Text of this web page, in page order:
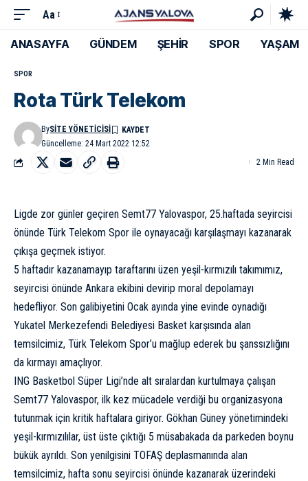
Aa
ANASAYFA GÜNDEM ŞEHİR SPOR YAŞAM
SPOR
Rota Türk Telekom
Güncelleme: 24 Mart 2022 12:52
BySITE YÖNETICISI
2 Min Read
Ligde zor günler geçiren Semt77 Yalovaspor, 25.haftada seyircisi
önünde Türk Telekom Spor ile oynayacağı karşılaşmayı kazanarak
çıkışa geçmek istiyor.
5 haftadır kazanamayıp taraftarını üzen yeşil-kırmızılı takımımız,
seyircisi önünde Ankara ekibini devirip moral depolamayı
hedefliyor. Son galibiyetini Ocak ayında yine evinde oynadığı
Yukatel Merkezefendi Belediyesi Basket karşısında alan
temsilcimiz, Türk Telekom Spor’u mağlup ederek bu şanssızlığını
da kırmayı amaçlıyor.
ING Basketbol Süper Ligi’nde alt sıralardan kurtulmaya çalışan
Semt77 Yalovaspor, ilk kez mücadele verdiği bu organizasyona
tutunmak için kritik haftalara giriyor. Gökhan Güney yönetimindeki
yeşil-kırmızılılar, üst üste çıktığı 5 müsabakada da parkeden boynu
bükük ayrıldı. Son yenilgisini TOFAŞ deplasmanında alan
temsilcimiz, hafta sonu seyircisi önünde kazanarak üzerindeki